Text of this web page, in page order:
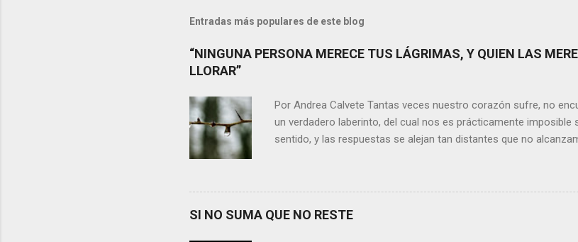
Entradas más populares de este blog
“NINGUNA PERSONA MERECE TUS LÁGRIMAS, Y QUIEN LAS
LLORAR”
Por Andrea Calvete Tantas veces nuestro corazón sufre, no
un verdadero laberinto, del cual nos es prácticamente imposible
sentido, y las respuestas se alejan tan distantes que no
conteste rápidamente que sí a esta pregunta. Por otra parte, si
momento de la vida todos hemos sufrido por causa de una
Si reflexionamos sobre la frase de Gabriel García Márquez que
SI NO SUMA QUE NO RESTE